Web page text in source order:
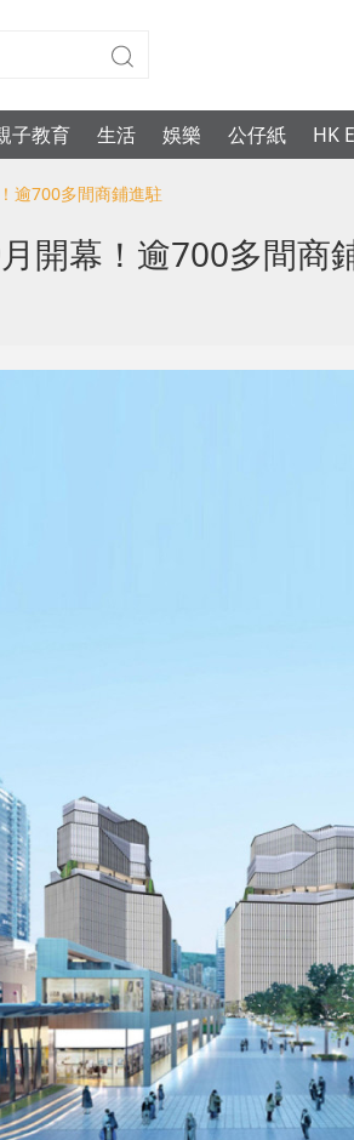
子教育 生活 娛樂 公仔紙 HK
逾700多間商鋪進駐
開幕！逾700多間商